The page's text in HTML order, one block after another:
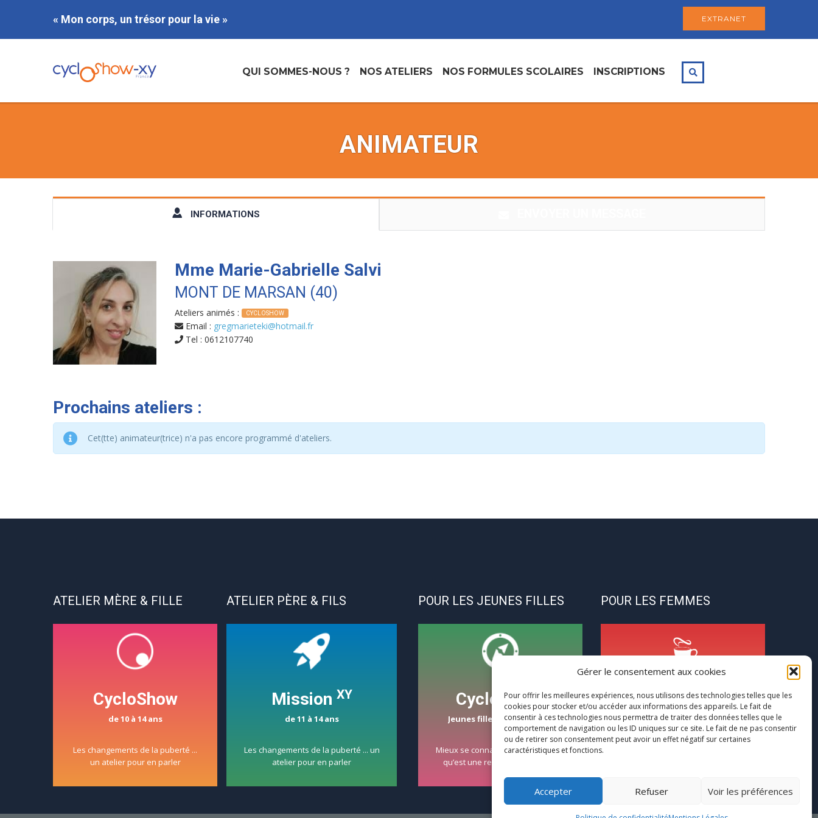
Gérer le consentement aux cookies
Pour offrir les meilleures expériences, nous utilisons des technologies telles que les
cookies pour stocker et/ou accéder aux informations des appareils. Le fait de
consentir à ces technologies nous permettra de traiter des données telles que le
comportement de navigation ou les ID uniques sur ce site. Le fait de ne pas consentir
ou de retirer son consentement peut avoir un effet négatif sur certaines
caractéristiques et fonctions.
Accepter Refuser Voir les préférences
« Mon corps, un trésor pour la vie » EXTRANET
QUI SOMMES-NOUS ? NOS ATELIERS NOS FORMULES SCOLAIRES INSCRIPTIONS
ANIMATEUR
INFORMATIONS
Mme Marie-Gabrielle Salvi
MONT DE MARSAN (40)
Ateliers animés : CYCLOSHOW
Email : gregmarieteki@hotmail.fr
Tel : 0612107740
Prochains ateliers :
Cet(tte) animateur(trice) n'a pas encore programmé d'ateliers.
ATELIER MÈRE & FILLE
CycloShow
de 10 à 14 ans
Les changements de la puberté ...
un atelier pour en parler
ATELIER PÈRE & FILS
Mission XY
de 11 à 14 ans
Les changements de la puberté ... un
atelier pour en parler
POUR LES JEUNES FILLES
CycloCoeur
Jeunes filles de 15 à 18 ans
Mieux se connaître et réfléchir à ce
qu’est une relation amoureuse
POUR LES FEMMES
CycloPause
Pour les femmes concernées par la
(pré)ménopause